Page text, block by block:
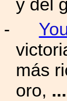
y del
-
más
oro, ...